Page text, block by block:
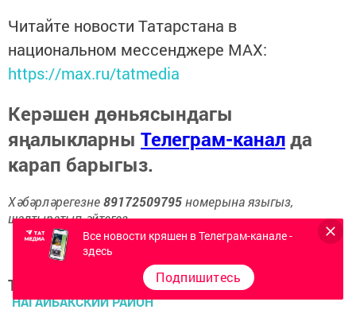
Читайте новости Татарстана в
национальном мессенджере MАХ:
https://max.ru/tatmedia
Керәшен дөньясындагы
яңалыкларны Телеграм-каналда
карап барыгыз.
Хәбәрләрегезне89172509795номерына языгыз,
шалтыратып әйтегез.
Теги:
НАГАЙБАКСКИЙ РАЙОН
Все новости кряшен в Телеграм-канале -
здесь
Подпишитесь